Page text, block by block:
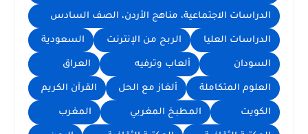
الدراسات الاجتماعية، مناهج الأردن، الصف السادس
الدراسات العليا الربح من الإنترنت السعودية
السودان ألعاب وترفيه العراق
العلوم المتكاملة ألغاز مع الحل القرآن الكريم
الكويت المطبخ المغربي المغرب